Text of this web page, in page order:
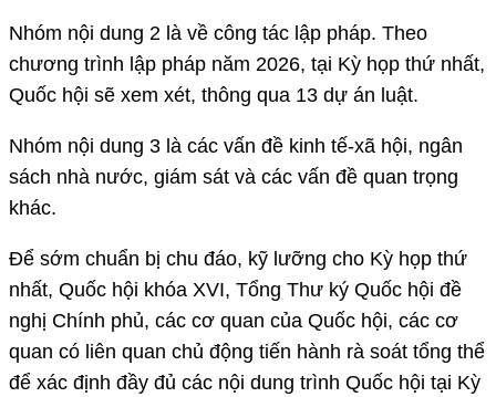
Nhóm nội dung 2 là về công tác lập pháp. Theo
chương trình lập pháp năm 2026, tại Kỳ họp thứ nhất,
Quốc hội sẽ xem xét, thông qua 13 dự án luật.
Nhóm nội dung 3 là các vấn đề kinh tế-xã hội, ngân
sách nhà nước, giám sát và các vấn đề quan trọng
khác.
Để sớm chuẩn bị chu đáo, kỹ lưỡng cho Kỳ họp thứ
nhất, Quốc hội khóa XVI, Tổng Thư ký Quốc hội đề
nghị Chính phủ, các cơ quan của Quốc hội, các cơ
quan có liên quan chủ động tiến hành rà soát tổng thể
để xác định đầy đủ các nội dung trình Quốc hội tại Kỳ